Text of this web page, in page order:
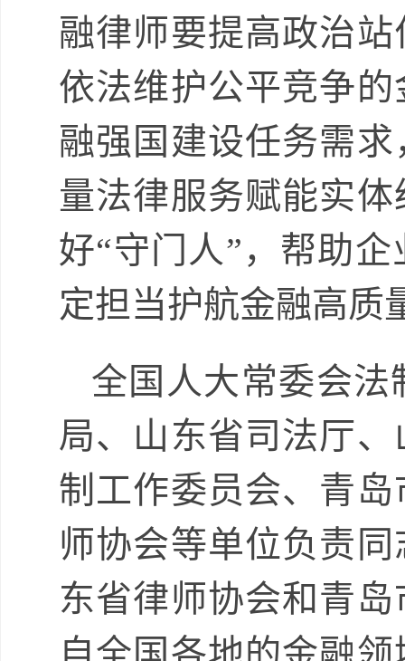
融律师要提高政治
依法维护公平竞争
融强国建设任务需
量法律服务赋能实
好“守门人”，帮助
定担当护航金融高质
全国人大常委会
局、山东省司法厅
制工作委员会、青
师协会等单位负责
东省律师协会和青